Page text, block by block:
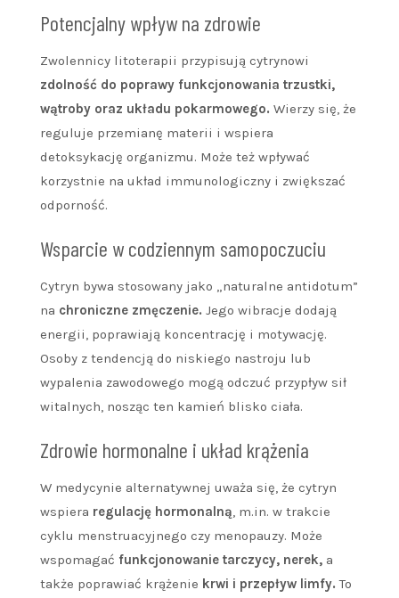
Potencjalny wpływ na zdrowie
Zwolennicy litoterapii przypisują cytrynowi
zdolność do poprawy funkcjonowania trzustki,
wątroby oraz układu pokarmowego. Wierzy się, że
reguluje przemianę materii i wspiera
detoksykację organizmu. Może też wpływać
korzystnie na układ immunologiczny i zwiększać
odporność.
Wsparcie w codziennym samopoczuciu
Cytryn bywa stosowany jako „naturalne antidotum”
na chroniczne zmęczenie. Jego wibracje dodają
energii, poprawiają koncentrację i motywację.
Osoby z tendencją do niskiego nastroju lub
wypalenia zawodowego mogą odczuć przypływ sił
witalnych, nosząc ten kamień blisko ciała.
Zdrowie hormonalne i układ krążenia
W medycynie alternatywnej uważa się, że cytryn
wspiera regulację hormonalną , m.in. w trakcie
cyklu menstruacyjnego czy menopauzy. Może
wspomagać funkcjonowanie tarczycy, nerek, a
także poprawiać krążenie krwi i przepływ limfy.To